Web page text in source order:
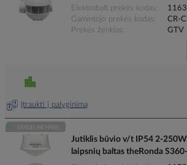
Elektrobalt prekės kodas
Gamintojo prekės kodas
CR-
Prekės ženklas
GTV
Įtraukti į palyginimą
Jutiklis būvio v/t IP54 2-
laipsnių baltas theRonda